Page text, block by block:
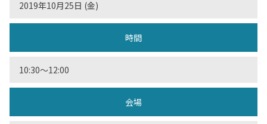
2019年10月25日 (金)
時間
10:30〜12:00
会場